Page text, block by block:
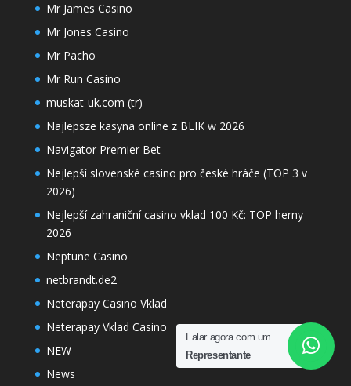
Falar agora com um
Representante
Mr James Casino
Mr Jones Casino
Mr Pacho
Mr Run Casino
muskat-uk.com (tr)
Najlepsze kasyna online z BLIK w 2026
Navigator Premier Bet
Nejlepší slovenské casino pro české hráče (TOP 3 v
2026)
Nejlepší zahraniční casino vklad 100 Kč: TOP herny
2026
Neptune Casino
netbrandt.de2
Neterapay Casino Vklad
Neterapay Vklad Casino
NEW
News